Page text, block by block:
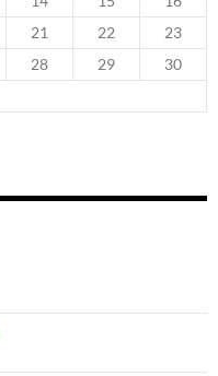
21 22
23
28 29
30